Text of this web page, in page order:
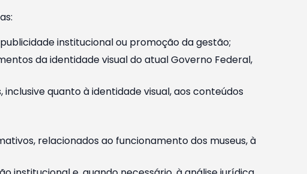
institucional ou promoção da gestão;
da identidade visual do atual Governo Federal,
quanto à identidade visual, aos conteúdos
relacionados ao funcionamento dos museus, à